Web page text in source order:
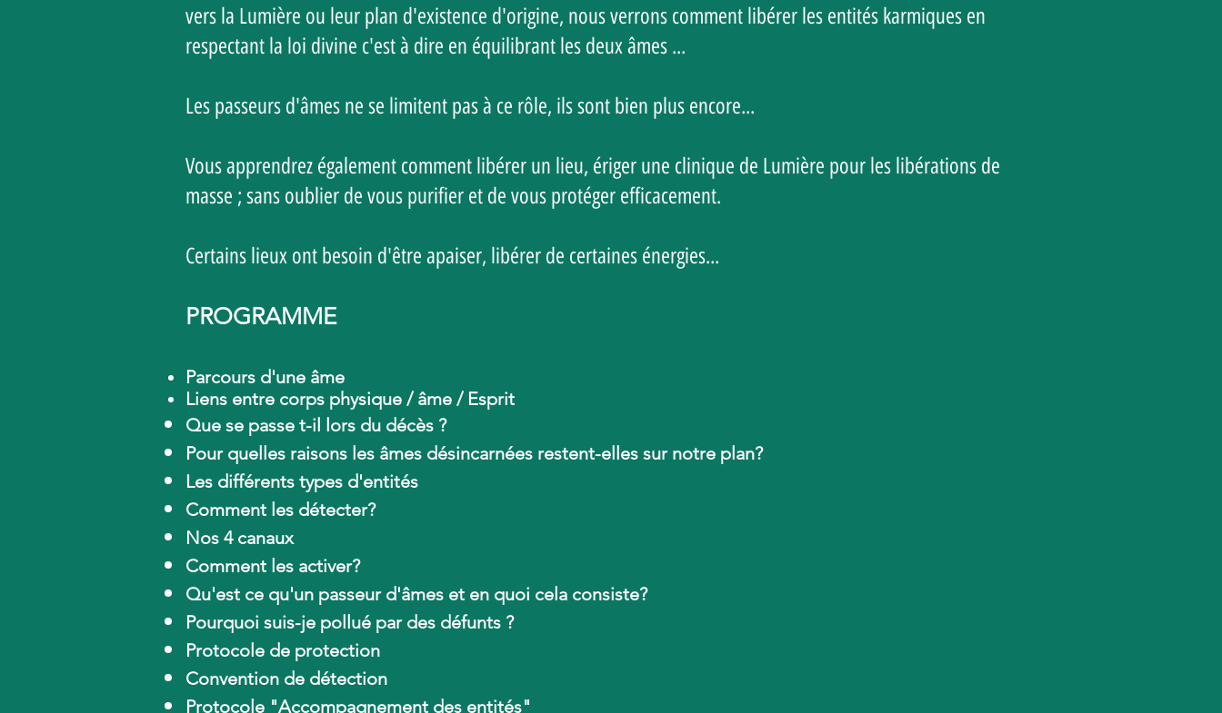
vers la Lumière ou leur plan d'existence d'origine, nous verrons comment libérer les entités karmiques en
respectant la loi divine c'est à dire en équilibrant les deux âmes ...
Les passeurs d'âmes ne se limitent pas à ce rôle, ils sont bien plus encore...
Vous apprendrez également comment libérer un lieu, ériger une clinique de Lumière pour les libérations de
masse ; sans oublier de vous purifier et de vous protéger efficacement.
Certains lieux ont besoin d'être apaiser, libérer de certaines énergies...
PROGRAMME
Parcours d'une âme
Liens entre corps physique / âme / Esprit
Que se passe t-il lors du décès ?
Pour quelles raisons les âmes désincarnées restent-elles sur notre plan?
Les différents types d'entités
Comment les détecter?
Nos 4 canaux
Comment les activer?
Qu'est ce qu'un passeur d'âmes et en quoi cela consiste?
Pourquoi suis-je pollué par des défunts ?
Protocole de protection
Convention de détection
Protocole "Accompagnement des entités"